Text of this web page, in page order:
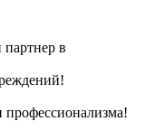
в
профессионализма!